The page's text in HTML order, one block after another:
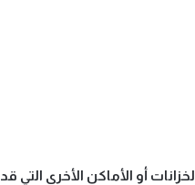
أو الأماكن الأخرى التي قد